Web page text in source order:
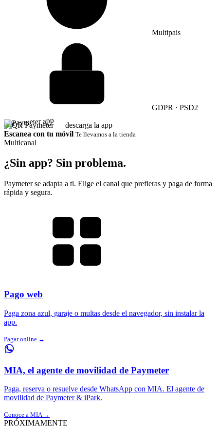
Multipais
GDPR · PSD2
Escanea con tu móvil Te llevamos a la tienda
Multicanal
¿Sin app? Sin problema.
Paymeter se adapta a ti. Elige el canal que prefieras y paga de forma
rápida y segura.
Pago web
Paga zona azul, garaje o multas desde el navegador, sin instalar la
app.
Pagar online →
MIA, el agente de movilidad de Paymeter
Paga, reserva o resuelve desde WhatsApp con MIA. El agente de
movilidad de Paymeter & iPark.
Conoce a MIA →
PRÓXIMAMENTE